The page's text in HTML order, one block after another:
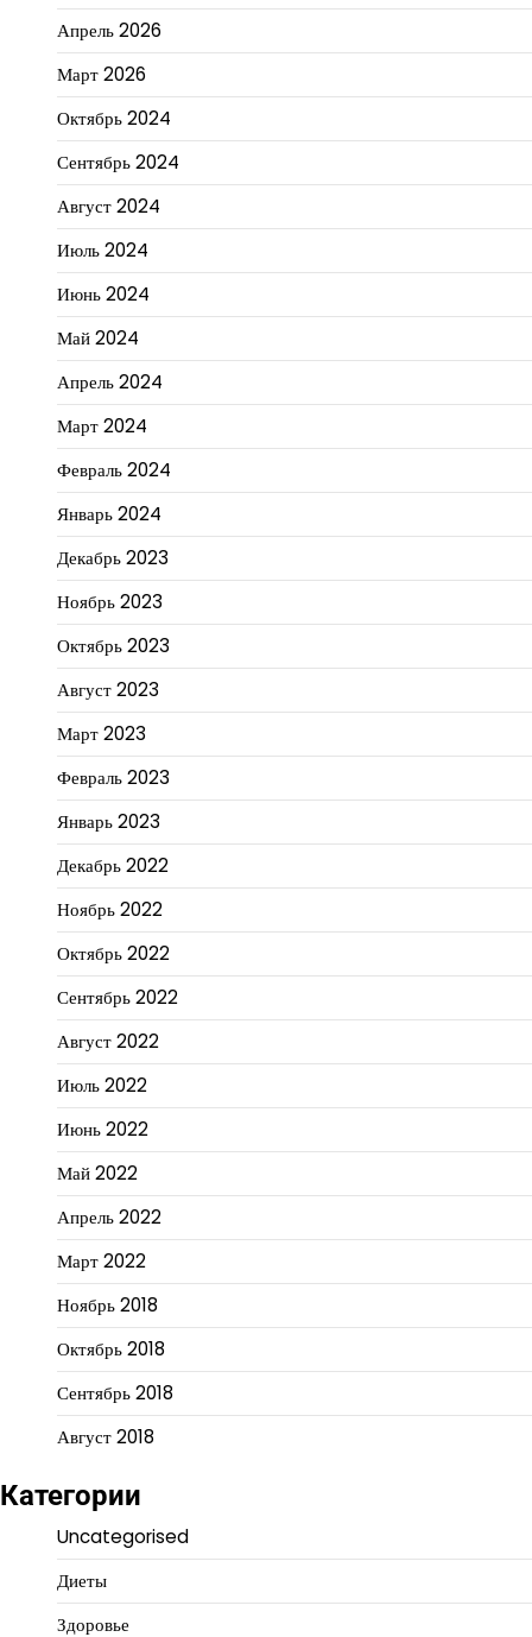
Апрель 2026
Март 2026
Октябрь 2024
Сентябрь 2024
Август 2024
Июль 2024
Июнь 2024
Май 2024
Апрель 2024
Март 2024
Февраль 2024
Январь 2024
Декабрь 2023
Ноябрь 2023
Октябрь 2023
Август 2023
Март 2023
Февраль 2023
Январь 2023
Декабрь 2022
Ноябрь 2022
Октябрь 2022
Сентябрь 2022
Август 2022
Июль 2022
Июнь 2022
Май 2022
Апрель 2022
Март 2022
Ноябрь 2018
Октябрь 2018
Сентябрь 2018
Август 2018
Категории
Uncategorised
Диеты
Здоровье